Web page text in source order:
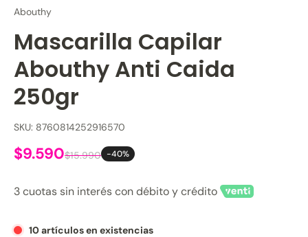
Abouthy
Mascarilla Capilar
Abouthy Anti Caida
250gr
SKU: 8760814252916570
$9.590$15.990 -40%
3 cuotas sin interés con débito y crédito
10 artículos en existencias